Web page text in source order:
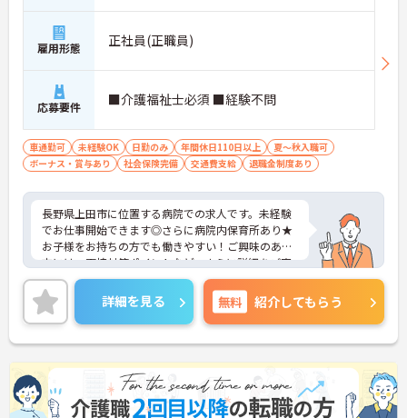
雇用形態 正社員(正職員)
応募要件 ■介護福祉士必須 ■経験不問
車通勤可 未経験OK 日勤のみ 年間休日110日以上
夏～秋入職可
ボーナス・賞与あり
社会保険完備 交通費支給 退職金制度あり
長野県上田市に位置する病院での求人です。未経験
でお仕事開始できます◎さらに病院内保育所あり★
お子様をお持ちの方でも働きやすい！ご興味のある
方には、面接対策ポイントなど、さらに詳細をご案
内しますのでお気軽にご相談ください！
詳細を見る 無料 紹介してもらう